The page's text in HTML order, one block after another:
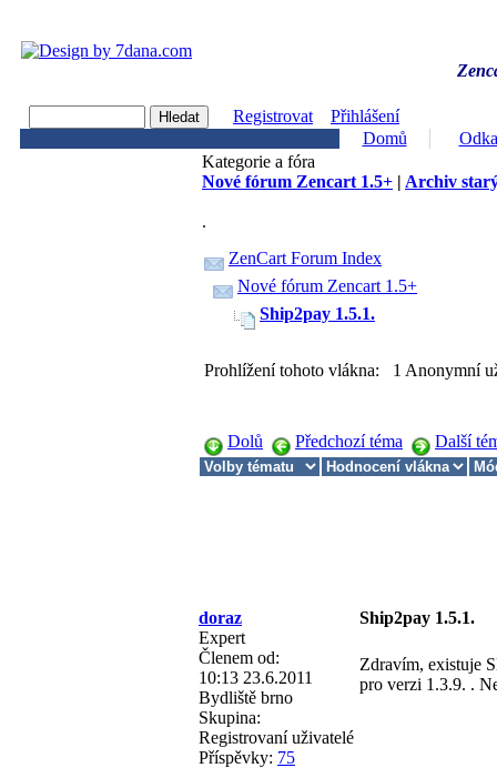
Registrovat
Přihlášení
Domů
Kategorie a fóra
Nové fórum Zencart 1.5+ | Archiv
.
ZenCart Forum Index
Nové fórum Zencart 1.5+
Ship2pay 1.5.1.
Prohlížení tohoto vlákna: 1 Anonymní
Dolů Předchozí téma Další
doraz
Ship2pay 1.5.1.
Expert
Členem od:
10:13 23.6.2011
Bydliště brno
Skupina:
Registrovaní uživatelé
Příspěvky: 75
Zdravím, existuje
pro verzi 1.3.9. .